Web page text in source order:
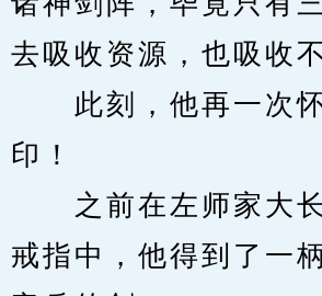
去吸收资源，也吸收
此刻，他再一次怀
印！
之前在左师家大长
戒指中，他得到了一